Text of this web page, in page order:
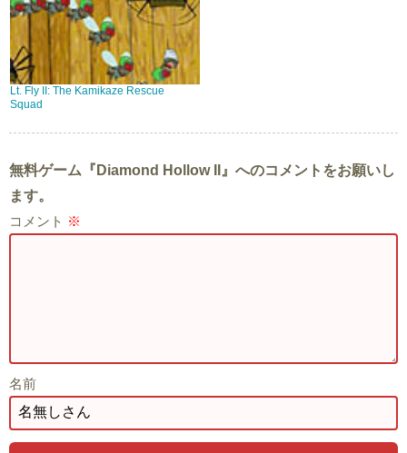
Lt. Fly II: The Kamikaze Rescue
Squad
無料ゲーム『Diamond Hollow II』へのコメントをお願いし
ます。
コメント ※
名前